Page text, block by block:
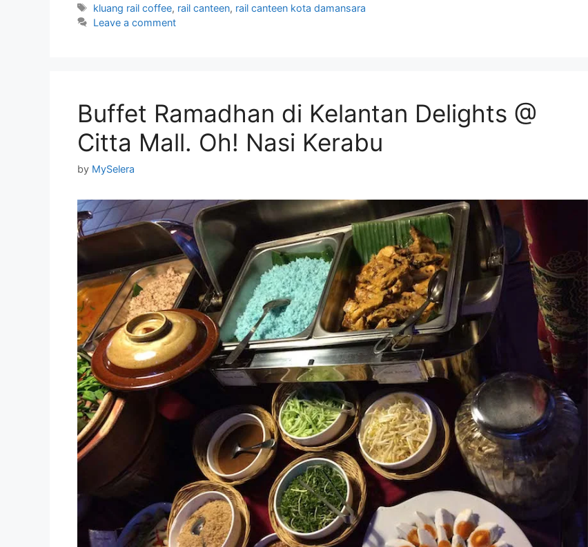
Tags
kluang rail coffee, rail canteen, rail canteen kota damansara
Leave a comment
Buffet Ramadhan di Kelantan Delights @
Citta Mall. Oh! Nasi Kerabu
by MySelera